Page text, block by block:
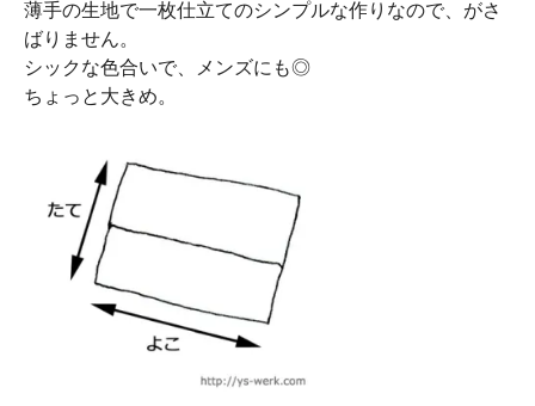
薄手の生地で一枚仕立てのシンプルな作りなので、がさ
ばりません。
シックな色合いで、メンズにも◎
ちょっと大きめ。